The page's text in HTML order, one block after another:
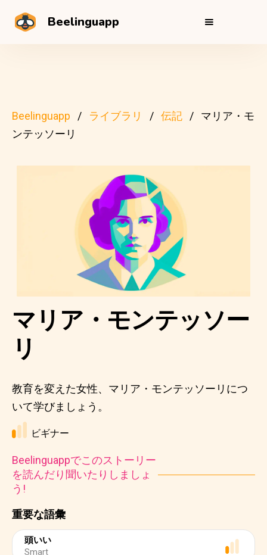
Beelinguapp
Beelinguapp ライブラリ 伝記
マリア・モ
ンテッソーリ
重要な語彙
頭いい
Smart
マリア・モンテッソー
リ
教育を変えた女性、マリア・モンテッソーリにつ
いて学びましょう。
ビギナー
Beelinguappでこのストーリー
を読んだり聞いたりしましょ
う!